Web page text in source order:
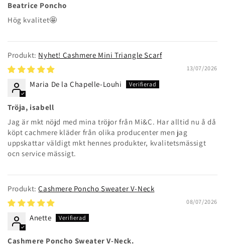
Beatrice Poncho
Hög kvalitet🤩
Nyhet! Cashmere Mini Triangle Scarf
13/07/2026
Maria De la Chapelle-Louhi
Tröja, isabell
Jag är mkt nöjd med mina tröjor från Mi&C. Har alltid nu å då
köpt cachmere kläder från olika producenter men jag
uppskattar väldigt mkt hennes produkter, kvalitetsmässigt
ocn service mässigt.
Cashmere Poncho Sweater V-Neck
08/07/2026
Anette
Cashmere Poncho Sweater V-Neck.